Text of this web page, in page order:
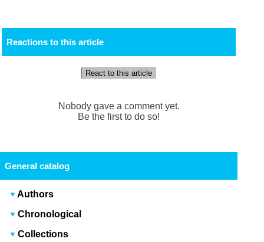
Reactions to this article
React to this article
Nobody gave a comment yet.
Be the first to do so!
General catalog
Authors
Chronological
Collections